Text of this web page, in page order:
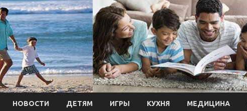
НОВОСТИ ДЕТЯМ ИГРЫ КУХНЯ МЕДИЦИНА